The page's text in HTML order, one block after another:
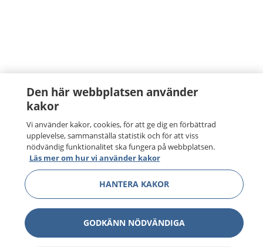
Den här webbplatsen använder
kakor
Vi använder kakor, cookies, för att ge dig en förbättrad
upplevelse, sammanställa statistik och för att viss
nödvändig funktionalitet ska fungera på webbplatsen.
Läs mer om hur vi använder kakor
HANTERA KAKOR
GODKÄNN NÖDVÄNDIGA